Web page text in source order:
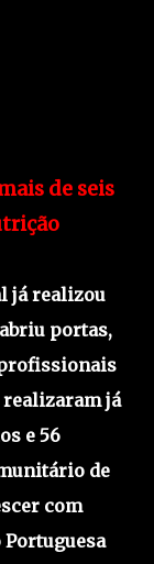
de seis
já realizou
portas,
profissionais
realizaram já
e 56
de
com
Portuguesa